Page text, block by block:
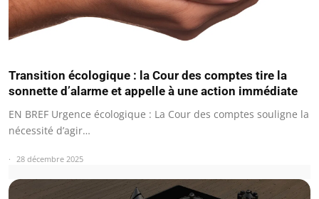
Transition écologique : la Cour des comptes tire la
sonnette d’alarme et appelle à une action immédiate
EN BREF Urgence écologique : La Cour des comptes souligne la
nécessité d’agir…
28 décembre 2025